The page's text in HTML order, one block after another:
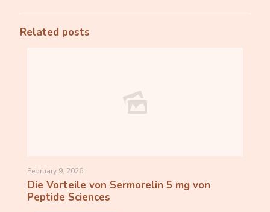
Related posts
February 9, 2026
Die Vorteile von Sermorelin 5 mg von
Peptide Sciences